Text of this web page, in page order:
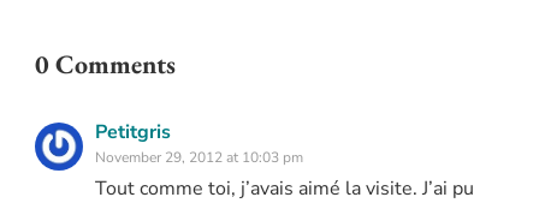
0 Comments
Petitgris
November 29, 2012 at 10:03 pm
Tout comme toi, j’avais aimé la visite. J’ai pu